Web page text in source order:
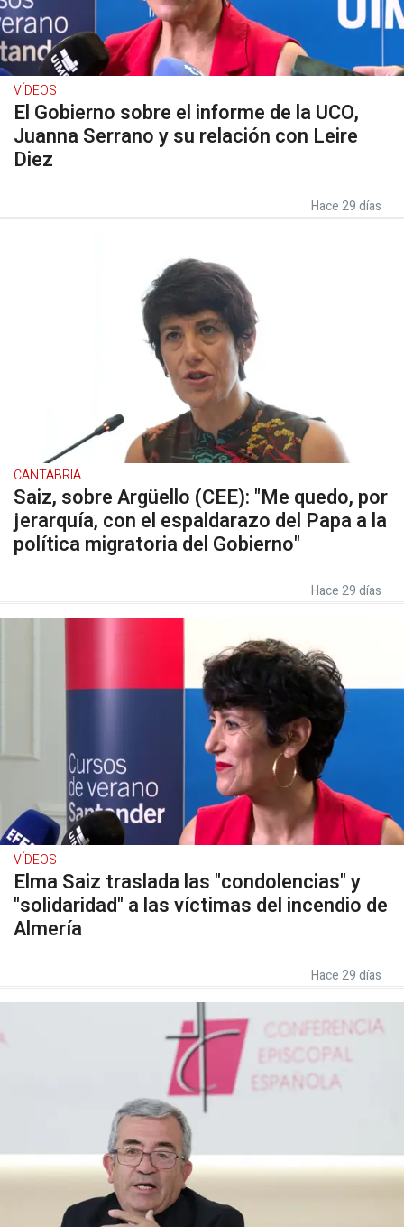
VÍDEOS
El Gobierno sobre el informe de la UCO,
Juanna Serrano y su relación con Leire
Diez
Hace 29 días
CANTABRIA
Saiz, sobre Argüello (CEE): "Me quedo, por
jerarquía, con el espaldarazo del Papa a la
política migratoria del Gobierno"
Hace 29 días
VÍDEOS
Elma Saiz traslada las "condolencias" y
"solidaridad" a las víctimas del incendio de
Almería
Hace 29 días